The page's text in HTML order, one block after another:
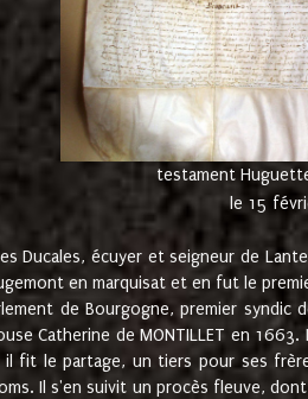
testament Huguette
le 15
Ducales, écuyer et seigneur de
en marquisat et en fut le
de Bourgogne, premier
Catherine de MONTILLET en
fit le partage, un tiers pour ses
Il s'en suivit un procès fleuve,